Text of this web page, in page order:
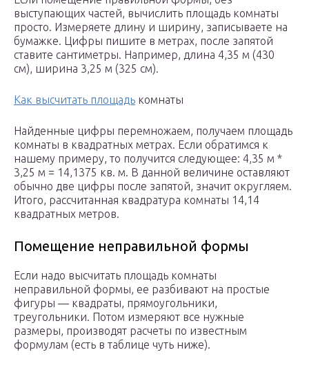
выступающих частей, вычислить площадь комнаты
просто. Измеряете длину и ширину, записываете на
бумажке. Цифры пишите в метрах, после запятой
ставите сантиметры. Например, длина 4,35 м (430
см), ширина 3,25 м (325 см).
Как высчитать площадь комнаты
Найденные цифры перемножаем, получаем площадь
комнаты в квадратных метрах. Если обратимся к
нашему примеру, то получится следующее: 4,35 м *
3,25 м = 14,1375 кв. м. В данной величине оставляют
обычно две цифры после запятой, значит округляем.
Итого, рассчитанная квадратура комнаты 14,14
квадратных метров.
Помещение неправильной формы
Если надо высчитать площадь комнаты
неправильной формы, ее разбивают на простые
фигуры — квадраты, прямоугольники,
треугольники. Потом измеряют все нужные
размеры, производят расчеты по известным
формулам (есть в таблице чуть ниже).